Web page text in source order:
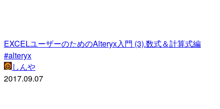
EXCELユーザーのためのAlteryx入門 (3).数式＆計算式編
#alteryx
しんや
2017.09.07